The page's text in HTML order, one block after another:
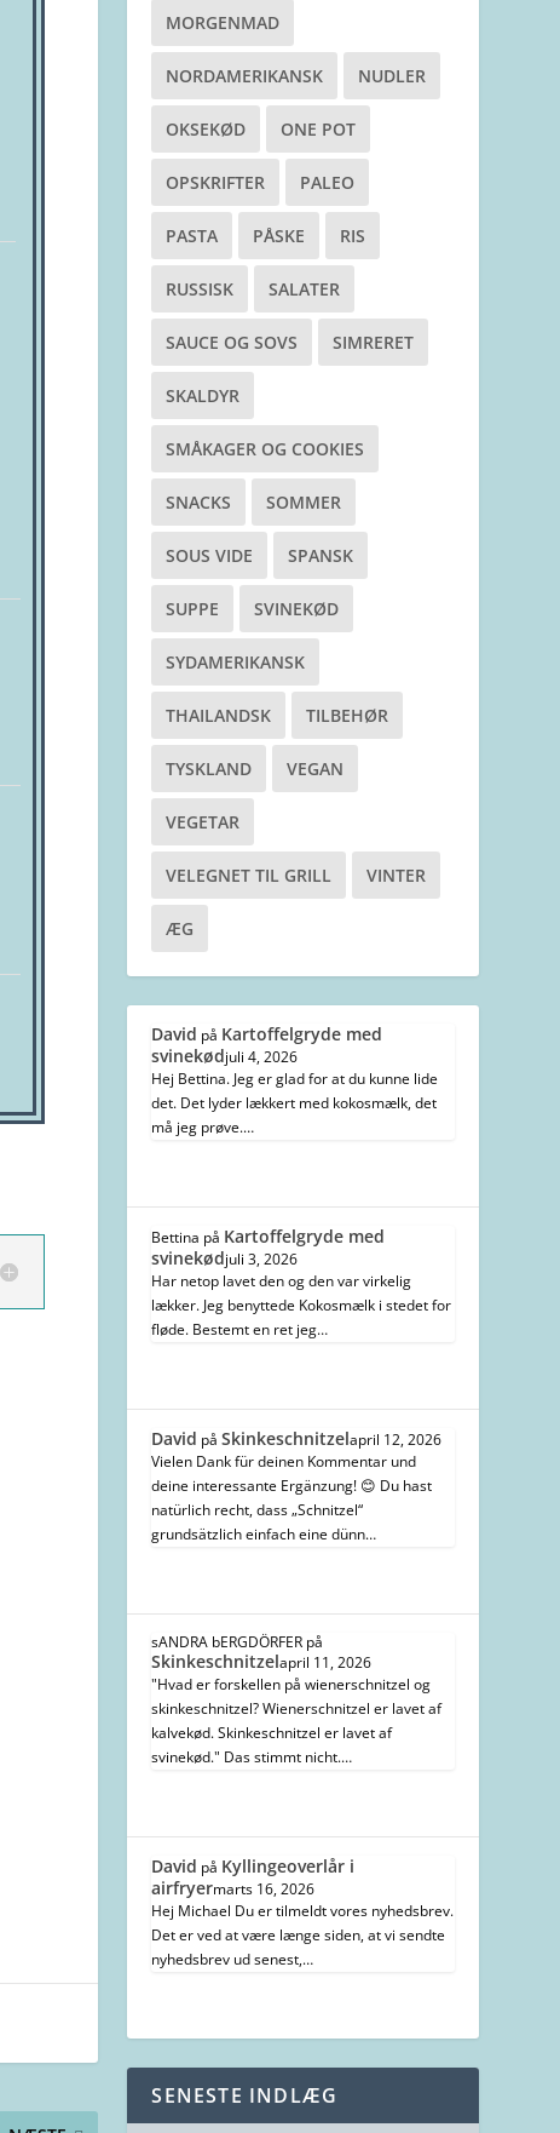
MORGENMAD
NORDAMERIKANSK NUDLER
OKSEKØD ONE POT
OPSKRIFTER PALEO
PASTA PÅSKE RIS
RUSSISK SALATER
SAUCE OG SOVS SIMRERET
SKALDYR
SMÅKAGER OG COOKIES
SNACKS SOMMER
SOUS VIDE SPANSK
SUPPE SVINEKØD
SYDAMERIKANSK
THAILANDSK TILBEHØR
TYSKLAND VEGAN
VEGETAR
VELEGNET TIL GRILL VINTER
ÆG
David på Kartoffelgryde med
svinekødjuli 4, 2026
Hej Bettina. Jeg er glad for at du kunne lide
det. Det lyder lækkert med kokosmælk, det
må jeg prøve.…
Bettina på Kartoffelgryde med
svinekødjuli 3, 2026
Har netop lavet den og den var virkelig
lækker. Jeg benyttede Kokosmælk i stedet for
fløde. Bestemt en ret jeg…
David påSkinkeschnitzelapril 12, 2026
Vielen Dank für deinen Kommentar und
deine interessante Ergänzung! 😊 Du hast
natürlich recht, dass „Schnitzel“
grundsätzlich einfach eine dünn…
sANDRA bERGDÖRFER på
Skinkeschnitzelapril 11, 2026
"Hvad er forskellen på wienerschnitzel og
skinkeschnitzel? Wienerschnitzel er lavet af
kalvekød. Skinkeschnitzel er lavet af
svinekød." Das stimmt nicht.…
David på Kyllingeoverlår i
airfryermarts 16, 2026
Hej Michael Du er tilmeldt vores nyhedsbrev.
Det er ved at være længe siden, at vi sendte
nyhedsbrev ud senest,…
SENESTE INDLÆG